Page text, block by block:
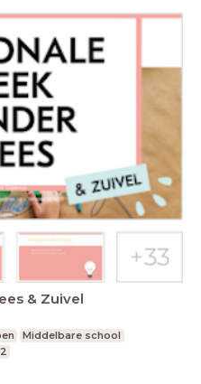
& Zuivel
Middelbare school